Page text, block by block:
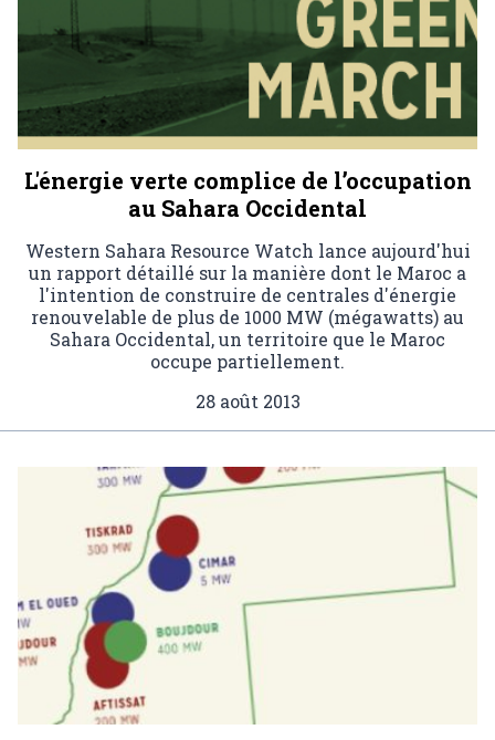
L'énergie verte complice de l’occupation
au Sahara Occidental
Western Sahara Resource Watch lance aujourd'hui
un rapport détaillé sur la manière dont le Maroc a
l'intention de construire de centrales d'énergie
renouvelable de plus de 1000 MW (mégawatts) au
Sahara Occidental, un territoire que le Maroc
occupe partiellement.
28 août 2013